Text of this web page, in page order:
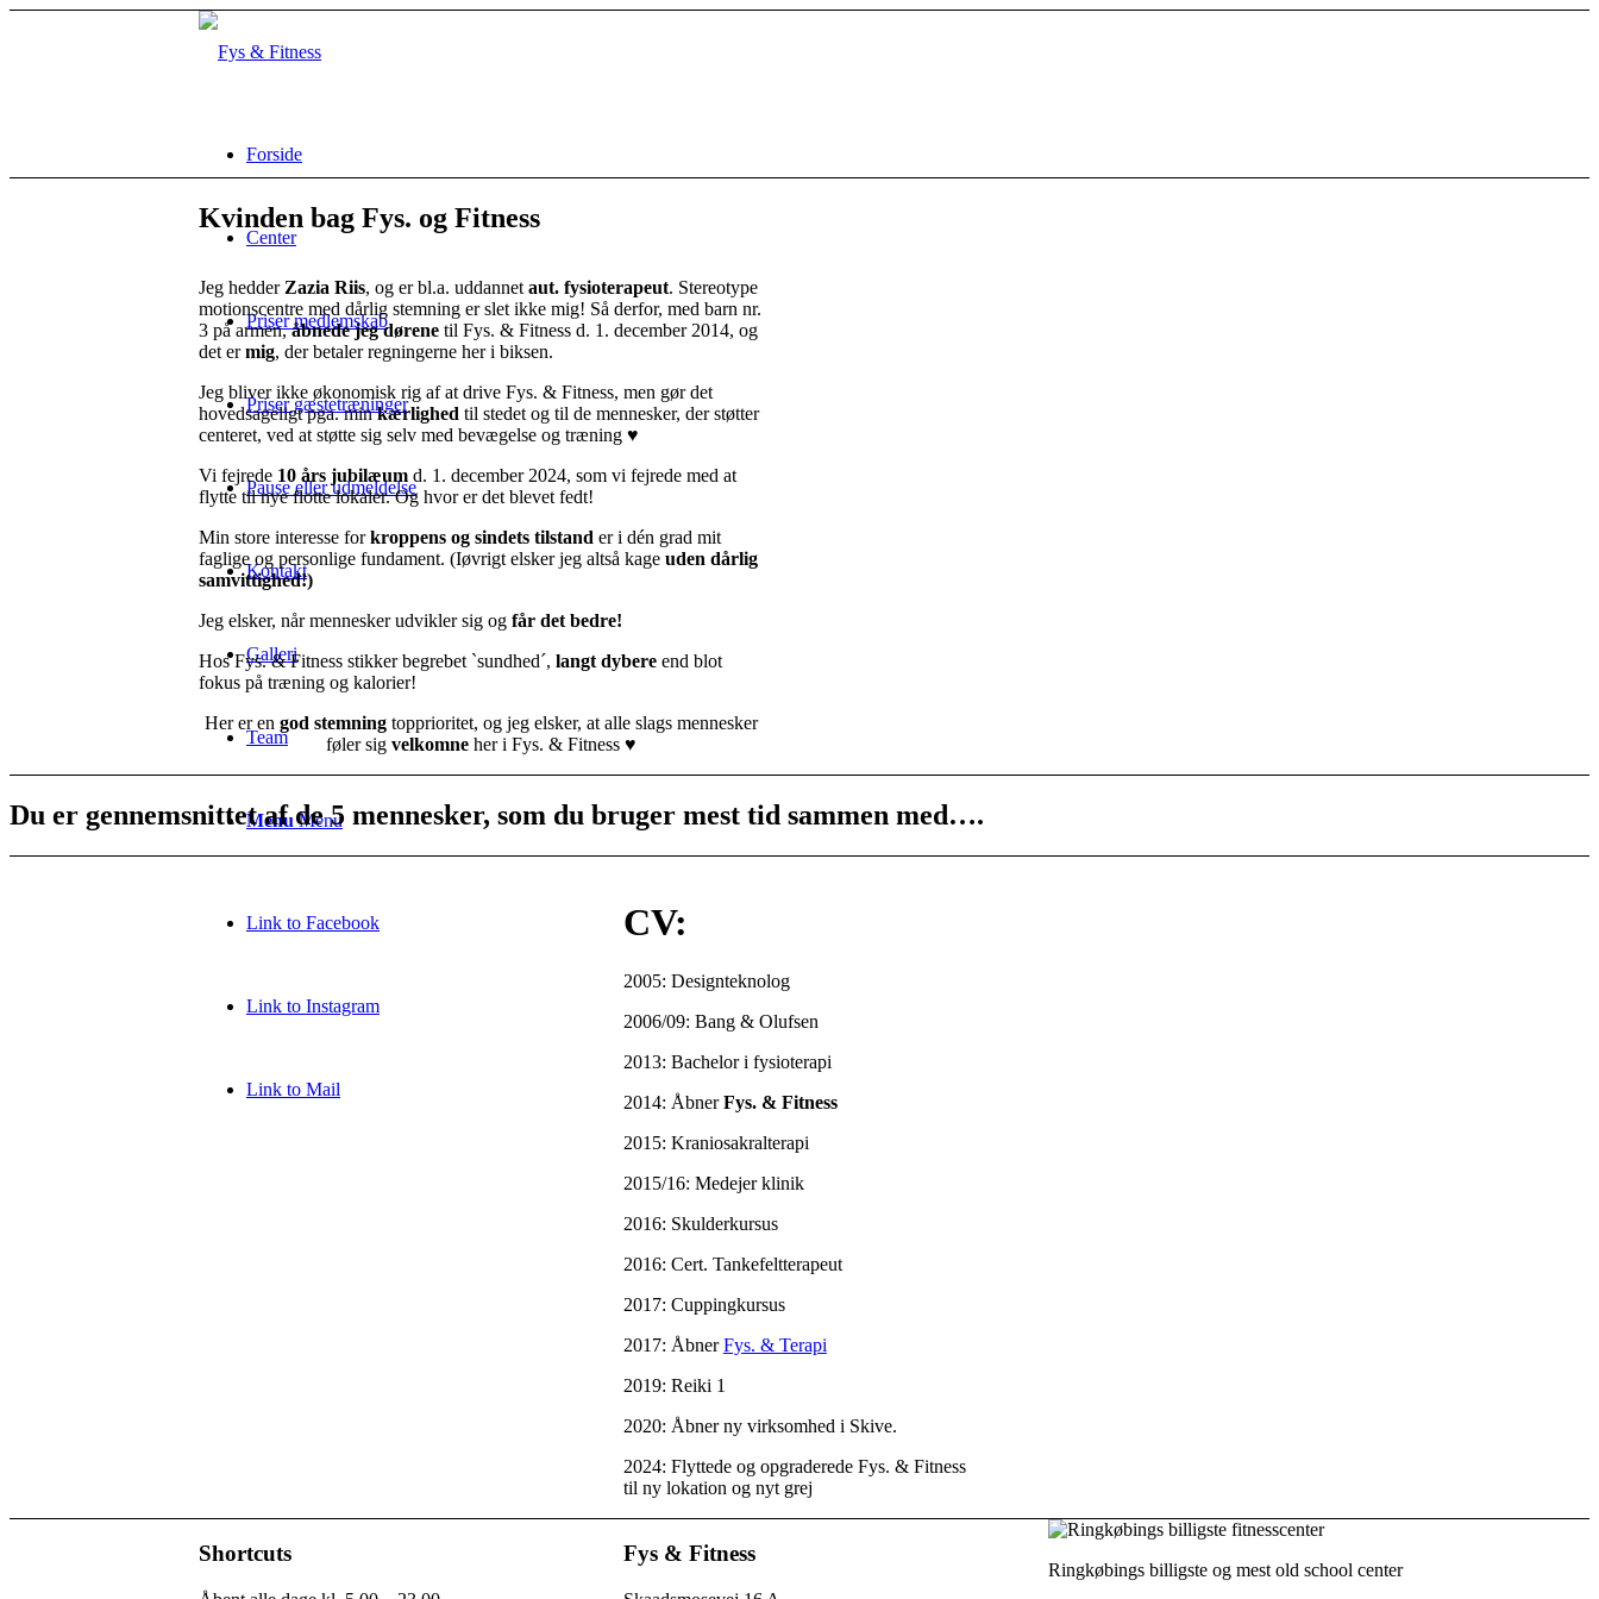
Forside
Center
Priser medlemskab
Priser gæstetræninger
Pause eller udmeldelse
Kontakt
Galleri
Team
Menu Menu
Link to Facebook
Link to Instagram
Link to Mail
Kvinden bag Fys. og Fitness
Jeg hedder Zazia Riis, og er bl.a. uddannet aut. fysioterapeut. Stereotype
motionscentre med dårlig stemning er slet ikke mig! Så derfor, med barn nr.
3 på armen,åbnede jeg dørene til Fys. & Fitness d. 1. december 2014, og
det ermig, der betaler regningerne her i biksen.
Jeg bliver ikke økonomisk rig af at drive Fys. & Fitness, men gør det
hovedsageligt pga. minkærlighed til stedet og til de mennesker, der støtter
centeret, ved at støtte sig selv med bevægelse og træning ♥
Vi fejrede 10 års jubilæum d. 1. december 2024, som vi fejrede med at
flytte til nye flotte lokaler. Og hvor er det blevet fedt!
Min store interesse forkroppens og sindets tilstand er i dén grad mit
faglige og personlige fundament. (Iøvrigt elsker jeg altså kage uden dårlig
samvittighed!)
Jeg elsker, når mennesker udvikler sig og får det bedre!
Hos Fys. & Fitness stikker begrebet `sundhed´, langt dybere end blot
fokus på træning og kalorier!
Her er en god stemningtopprioritet, og jeg elsker, at alle slags mennesker
føler sig velkomneher i Fys. & Fitness♥
Du er gennemsnittet afde 5 mennesker, som du bruger mest tid sammen med….
CV:
2005: Designteknolog
2006/09: Bang & Olufsen
2013: Bachelor i fysioterapi
2014: ÅbnerFys. & Fitness
2015: Kraniosakralterapi
2015/16: Medejer klinik
2016: Skulderkursus
2016: Cert. Tankefeltterapeut
2017: Cuppingkursus
2017: ÅbnerFys. & Terapi
2019: Reiki 1
2020: Åbner ny virksomhed i Skive.
2024: Flyttede og opgraderede Fys. & Fitness
til ny lokation og nyt grej
Shortcuts Fys & Fitness
Ringkøbings billigste og mest old school center